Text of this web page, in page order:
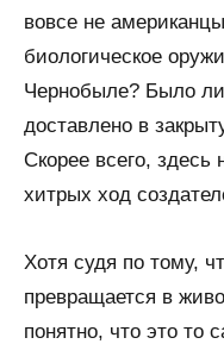
вовсе не
биологическое
Чернобыле? Было
доставлено в
Скорее всего, здесь
хитрых ход
Хотя судя по тому,
превращается в
понятно, что это то